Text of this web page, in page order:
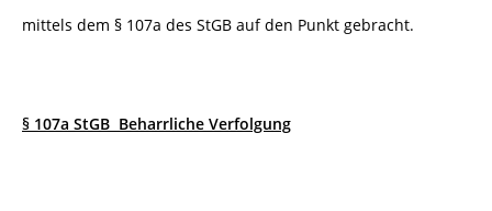
mittels dem § 107a des StGB auf den Punkt gebracht.
§ 107a StGB Beharrliche Verfolgung